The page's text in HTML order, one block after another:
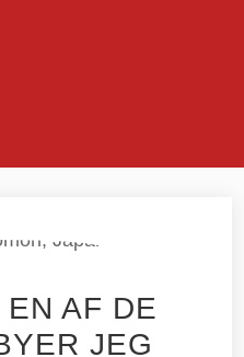
AF DE
JEG